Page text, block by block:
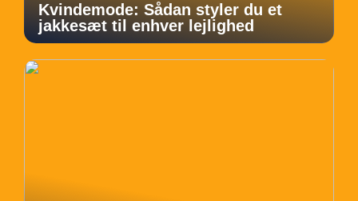
Kvindemode: Sådan styler du et
jakkesæt til enhver lejlighed